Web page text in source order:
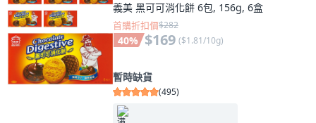
義美 黑可可消化餅 6包, 156g, 6盒
首購折扣價$282
40% $169 ($1.81/10g)
暫時缺貨
(495)